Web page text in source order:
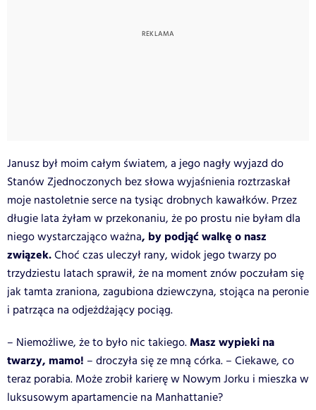
Janusz był moim całym światem, a jego nagły wyjazd do
Stanów Zjednoczonych bez słowa wyjaśnienia roztrzaskał
moje nastoletnie serce na tysiąc drobnych kawałków. Przez
długie lata żyłam w przekonaniu, że po prostu nie byłam dla
niego wystarczająco ważna, by podjąć walkę o nasz
związek.Choć czas uleczył rany, widok jego twarzy po
trzydziestu latach sprawił, że na moment znów poczułam się
jak tamta zraniona, zagubiona dziewczyna, stojąca na peronie
i patrząca na odjeżdżający pociąg.
– Niemożliwe, że to było nic takiego.Masz wypieki na
twarzy, mamo! – droczyła się ze mną córka. – Ciekawe, co
teraz porabia. Może zrobił karierę w Nowym Jorku i mieszka w
luksusowym apartamencie na Manhattanie?